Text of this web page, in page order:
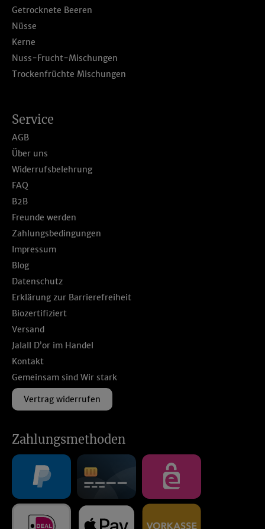
Service
AGB
Über uns
Widerrufsbelehrung
FAQ
B2B
Freunde werden
Zahlungsbedingungen
Impressum
Blog
Datenschutz
Erklärung zur Barrierefreiheit
Biozertifiziert
Versand
Jalall D’or im Handel
Kontakt
Gemeinsam sind Wir stark
Vertrag widerrufen
Getrocknete Beeren
Nüsse
Kerne
Nuss-Frucht-Mischungen
Trockenfrüchte Mischungen
Zahlungsmethoden